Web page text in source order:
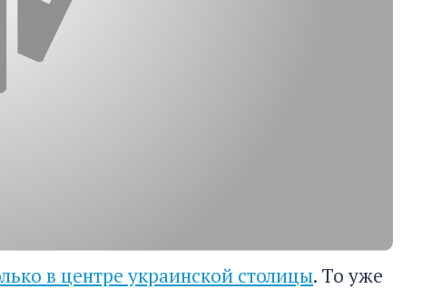
в центре украинской столицы. То уже